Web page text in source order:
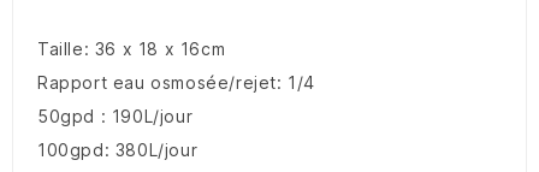
Taille: 36 x 18 x 16cm
Rapport eau osmosée/rejet: 1/4
50gpd : 190L/jour
100gpd: 380L/jour